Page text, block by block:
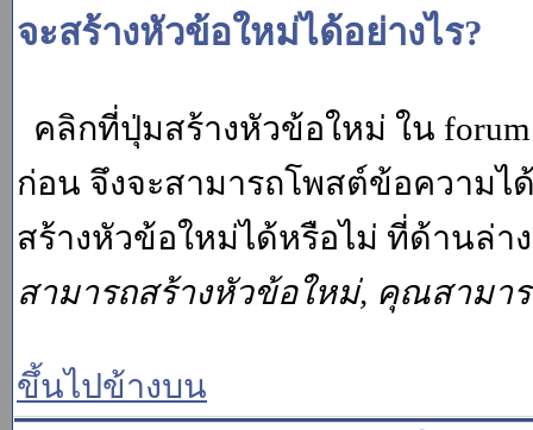
จะสร้างหัวข้อใหม่ได้อย่างไร?
คลิกที่ปุ่มสร้างหัวข้อใหม่ ใน
ก่อน จึงจะสามารถโพสต์ข้อความ
สร้างหัวข้อใหม่ได้หรือไม่ ที่ด้านล่
สามารถสร้างหัวข้อใหม่, คุณสามา
ขึ้นไปข้างบน